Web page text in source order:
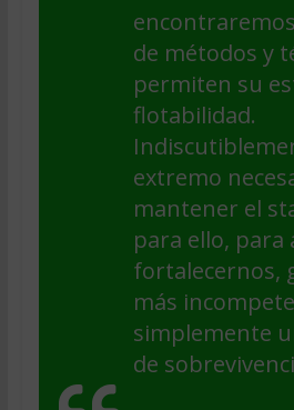
de métodos y
permiten su
flotabilidad.
extremo
mantener el
para ello, para
fortalecernos,
más
simplemente
de